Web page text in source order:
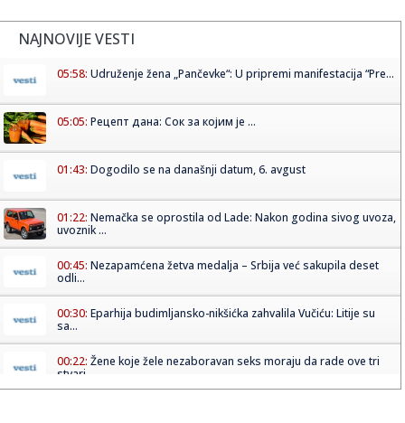
NAJNOVIJE VESTI
05:58: Udruženje žena „Pančevke“: U pripremi manifestacija “Pre...
05:05: Рецепт дана: Сок за којим је ...
01:43: Dogodilo se na današnji datum, 6. avgust
01:22: Nemačka se oprostila od Lade: Nakon godina sivog uvoza,
uvoznik ...
00:45: Nezapamćena žetva medalja – Srbija već sakupila deset
odli...
00:30: Eparhija budimljansko-nikšićka zahvalila Vučiću: Litije su
sa...
00:22: Žene koje žele nezaboravan seks moraju da rade ove tri
stvari